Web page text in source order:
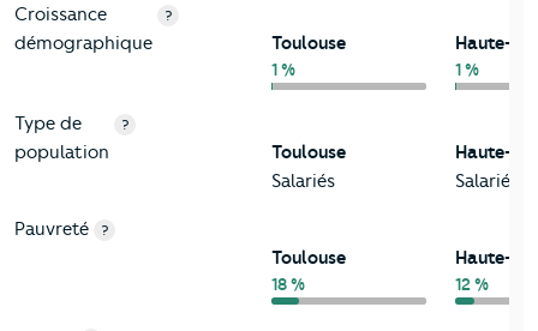
Croissance
démographique
?
Toulouse
1 %
Haute-
1 %
Type de
population
?
Toulouse
Salariés
Haute-
Salariés
Pauvreté ?
Toulouse
18 %
Haute-
12 %